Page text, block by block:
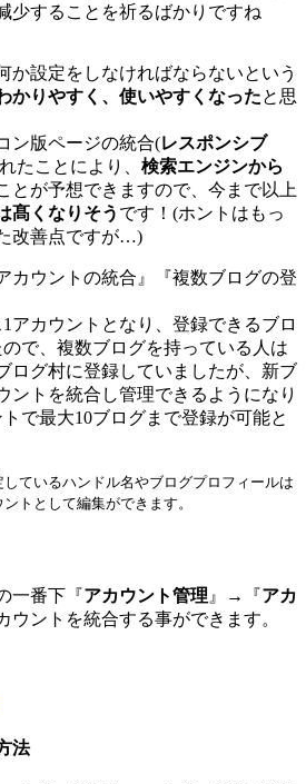
少することを祈るばかりですね
か設定をしなければならないという
かりやすく、使いやすくなったと思
ン版ページの統合(レスポンシブ
たことにより、 検索エンジンから
とが予想できますので、今まで以上
髙くなりそう です！(ホントはもっ
改善点ですが…)
カウントの統合 』『複数ブログの登
アカウントとなり、登録できるブロ
で、複数ブログを持っている人は
ログ村に登録していましたが、新ブ
ントを統合し管理できるようになり
で最大10ブログまで登録が可能と
ているハンドル名やブログプロフィールは
トとして編集ができます。
一番下『アカウント管理 』→『アカ
ウントを統合する事ができます。
法